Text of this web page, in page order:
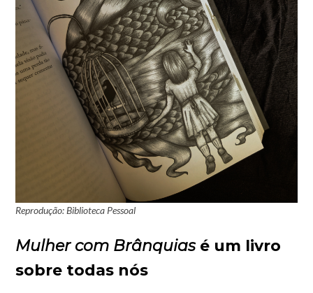
Reprodução: Biblioteca Pessoal
Mulher com Brânquiasé um livro
sobre todas nós